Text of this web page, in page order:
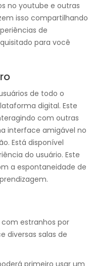
no youtube e outras
isso compartilhando
de
para você
de todo o
digital. Este
com outras
interface amigável no
Está disponível
do usuário. Este
a espontaneidade de
estranhos por
diversas salas de
primeiro usar um